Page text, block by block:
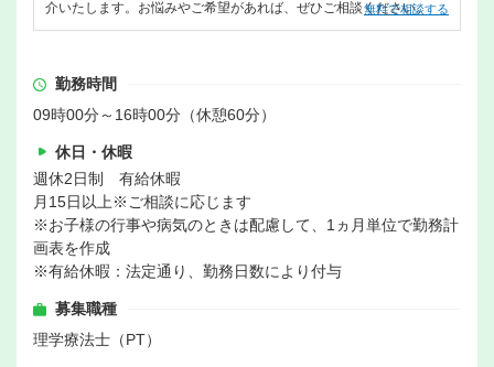
介いたします。お悩みやご希望があれば、ぜひご相談ください。
無料で相談する
勤務時間
09時00分～16時00分（休憩60分）
休日・休暇
週休2日制 有給休暇
月15日以上※ご相談に応じます
※お子様の行事や病気のときは配慮して、1ヵ月単位で勤務計
画表を作成
※有給休暇：法定通り、勤務日数により付与
募集職種
理学療法士（PT）